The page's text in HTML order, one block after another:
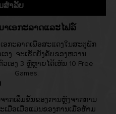
ສຳລັບ
າເອກະລາດແລະໄຟລ໌
ອກະລາດເພື່ອສະແດງໃນສະຕູພັກ
ເອງ. ຈະເຮັດບັງຄັບຂອງຫວານ
ວເອງ 3 ຫຼືຫຼາຍໄດ້ເຫັນ 10 Free
Games.
າກເລີ່ມຂຶ້ນຂອງການຫຼັງຈາກການ
ເມື່ອເມື່ອແມ່ນຂອງການເມື່ອຫ້າມ